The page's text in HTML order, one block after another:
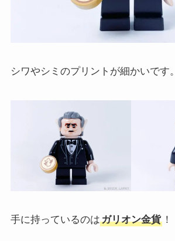
シワやシミのプリントが細かいです。
手に持っているのはガリオン金貨！